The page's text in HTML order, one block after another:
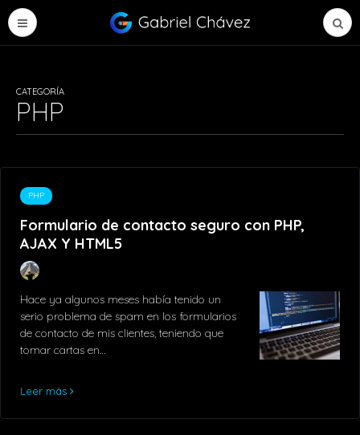
CATEGORÍA
PHP
PHP
Formulario de contacto seguro con PHP,
AJAX Y HTML5
Hace ya algunos meses había tenido un
serio problema de spam en los formularios
de contacto de mis clientes, teniendo que
tomar cartas en…
Leer más